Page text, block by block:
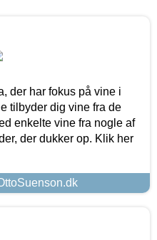
der har fokus på vine i
tilbyder dig vine fra de
enkelte vine fra nogle af
der dukker op. Klik her